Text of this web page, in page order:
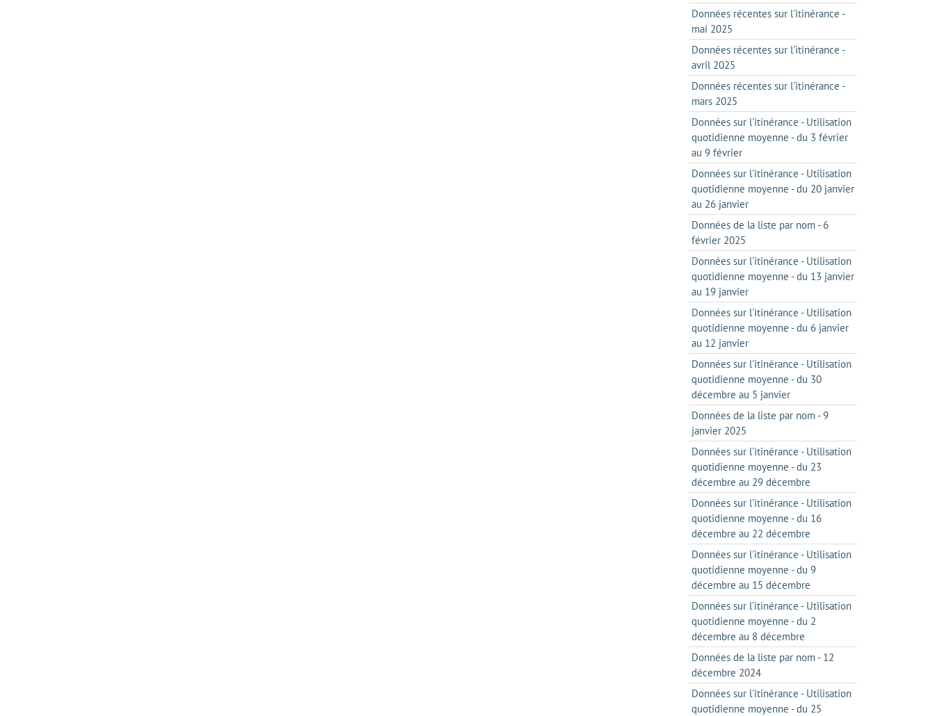
Données récentes sur l'itinérance -
mai 2025
Données récentes sur l'itinérance -
avril 2025
Données récentes sur l'itinérance -
mars 2025
Données sur l'itinérance - Utilisation
quotidienne moyenne - du 3 février
au 9 février
Données sur l'itinérance - Utilisation
quotidienne moyenne - du 20 janvier
au 26 janvier
Données de la liste par nom - 6
février 2025
Données sur l'itinérance - Utilisation
quotidienne moyenne - du 13 janvier
au 19 janvier
Données sur l'itinérance - Utilisation
quotidienne moyenne - du 6 janvier
au 12 janvier
Données sur l'itinérance - Utilisation
quotidienne moyenne - du 30
décembre au 5 janvier
Données de la liste par nom - 9
janvier 2025
Données sur l'itinérance - Utilisation
quotidienne moyenne - du 23
décembre au 29 décembre
Données sur l'itinérance - Utilisation
quotidienne moyenne - du 16
décembre au 22 décembre
Données sur l'itinérance - Utilisation
quotidienne moyenne - du 9
décembre au 15 décembre
Données sur l'itinérance - Utilisation
quotidienne moyenne - du 2
décembre au 8 décembre
Données de la liste par nom - 12
décembre 2024
Données sur l'itinérance - Utilisation
quotidienne moyenne - du 25